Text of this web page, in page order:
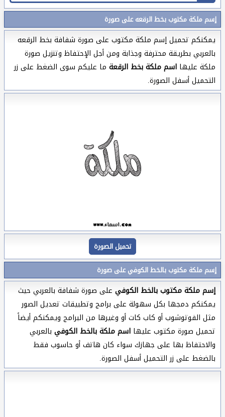
إسم ملكة مكتوب بخط الرقعه على صورة
يمكنكم تحميل إسم ملكة مكتوب على صورة شفافة بخط الرقعه
بالعربي بطريقة محترفة وجذابة ومن أجل الإحتفاظ وتنزيل صورة
ملكة عليها اسم ملكة بخط الرقعة ما عليكم سوى الضغط على زر
التحميل أسفل الصورة.
تحميل الصورة
إسم ملكة مكتوب بالخط الكوفي على صورة
إسم ملكة مكتوب بالخط الكوفي على صورة شفافة بالعربي حيث
يمكنكم دمجها بكل سهولة على برامج وتطبيقات تعديل الصور
مثل الفوتوشوب أو كاب كات أو وغيرها من البرامج ويمكنكم أيضاً
تحميل صورة مكتوب عليها اسم ملكة بالخط الكوفي بالعربي
والاحتفاظ بها على جهازك سواء كان هاتف أو حاسوب فقط
بالضغط على زر التحميل أسفل الصورة.